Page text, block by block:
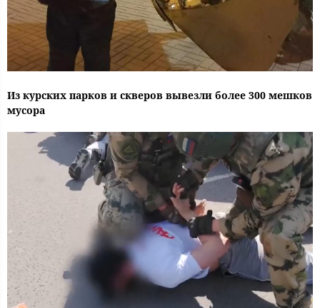
Из курских парков и скверов вывезли более 300 мешков
мусора